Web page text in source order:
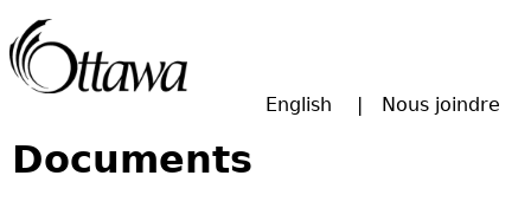
English Nous joindre
Documents